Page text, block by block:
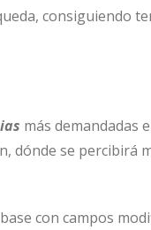
consiguiendo
más demandadas
dónde se percibirá
con campos